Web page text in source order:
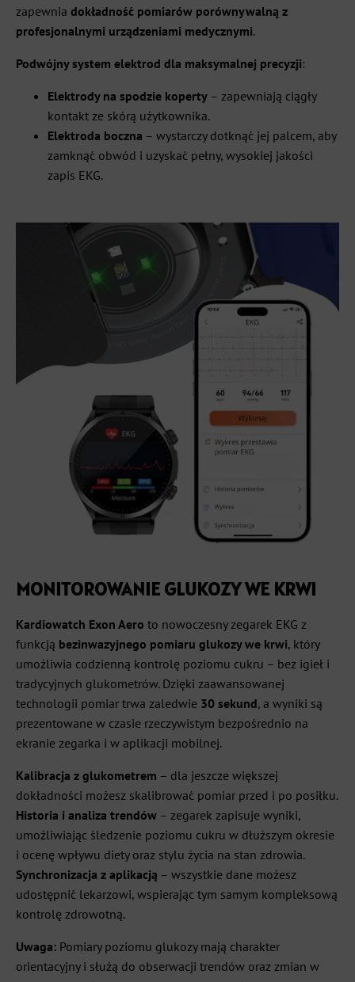
zapewnia dokładność pomiarów porównywalną z
profesjonalnymi urządzeniami medycznymi.
Podwójny system elektrod dla maksymalnej precyzji:
Elektrody na spodzie koperty – zapewniają ciągły
kontakt ze skórą użytkownika.
Elektroda boczna – wystarczy dotknąć jej palcem, aby
zamknąć obwód i uzyskać pełny, wysokiej jakości
zapis EKG.
MONITOROWANIE GLUKOZY WE KRWI
Kardiowatch Exon Aero to nowoczesny zegarek EKG z
funkcją bezinwazyjnego pomiaru glukozy we krwi, który
umożliwia codzienną kontrolę poziomu cukru – bez igieł i
tradycyjnych glukometrów. Dzięki zaawansowanej
technologii pomiar trwa zaledwie 30 sekund, a wyniki są
prezentowane w czasie rzeczywistym bezpośrednio na
ekranie zegarka i w aplikacji mobilnej.
Kalibracja z glukometrem – dla jeszcze większej
dokładności możesz skalibrować pomiar przed i po posiłku.
Historia i analiza trendów – zegarek zapisuje wyniki,
umożliwiając śledzenie poziomu cukru w dłuższym okresie
i ocenę wpływu diety oraz stylu życia na stan zdrowia.
Synchronizacja z aplikacją – wszystkie dane możesz
udostępnić lekarzowi, wspierając tym samym kompleksową
kontrolę zdrowotną.
Uwaga: Pomiary poziomu glukozy mają charakter
orientacyjny i służą do obserwacji trendów oraz zmian w